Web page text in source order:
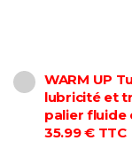
WARM UP
lubricité et
palier fluide
35.99 € TTC